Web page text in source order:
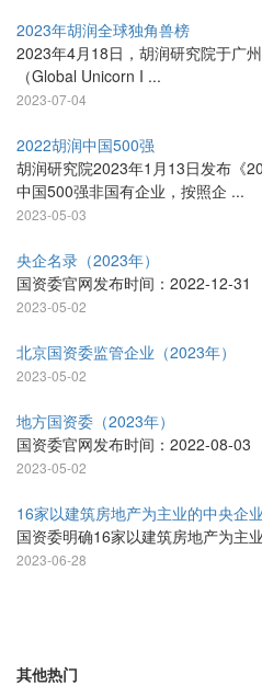
2023年胡润全球独角兽榜
2023年4月18日，胡润研究院于广
（Global Unicorn I ...
2023-07-04
2022胡润中国500强
胡润研究院2023年1月13日发布《
中国500强非国有企业，按照企 ...
2023-05-03
央企名录（2023年）
国资委官网发布时间：2022-12-31
2023-05-02
北京国资委监管企业（2023年）
2023-05-02
地方国资委（2023年）
国资委官网发布时间：2022-08-03
2023-05-02
16家以建筑房地产为主业的中央企业
国资委明确16家以建筑房地产为主
2023-06-28
其他热门